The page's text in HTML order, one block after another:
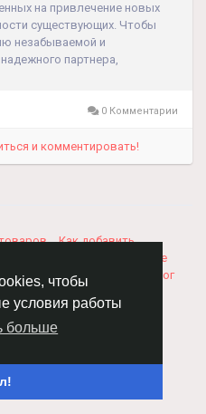
чтобы
условия работы
больше
на привлечение новых
существующих. Чтобы
незабываемой и
партнера,
качество исполнения и
0 Комментарии
и комментировать!
Как добавить
Соглашение
Свяжитесь с нами Каталог